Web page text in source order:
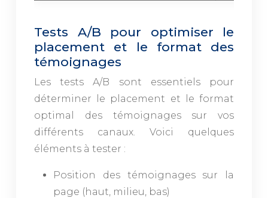
Tests A/B pour optimiser le
placement et le format des
témoignages
Les tests A/B sont essentiels pour
déterminer le placement et le format
optimal des témoignages sur vos
différents canaux. Voici quelques
éléments à tester :
Position des témoignages sur la
page (haut, milieu, bas)